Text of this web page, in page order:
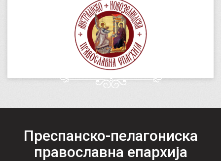
Преспанско-пелагониска
православна епархија